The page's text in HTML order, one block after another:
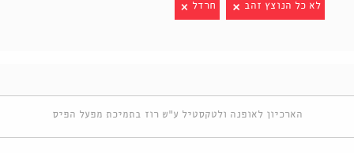
לא כל הנוצץ זהב חרדל
הארכיון לאופנה ולטקסטיל ע"ש רוז בתמיכת מפעל הפיס